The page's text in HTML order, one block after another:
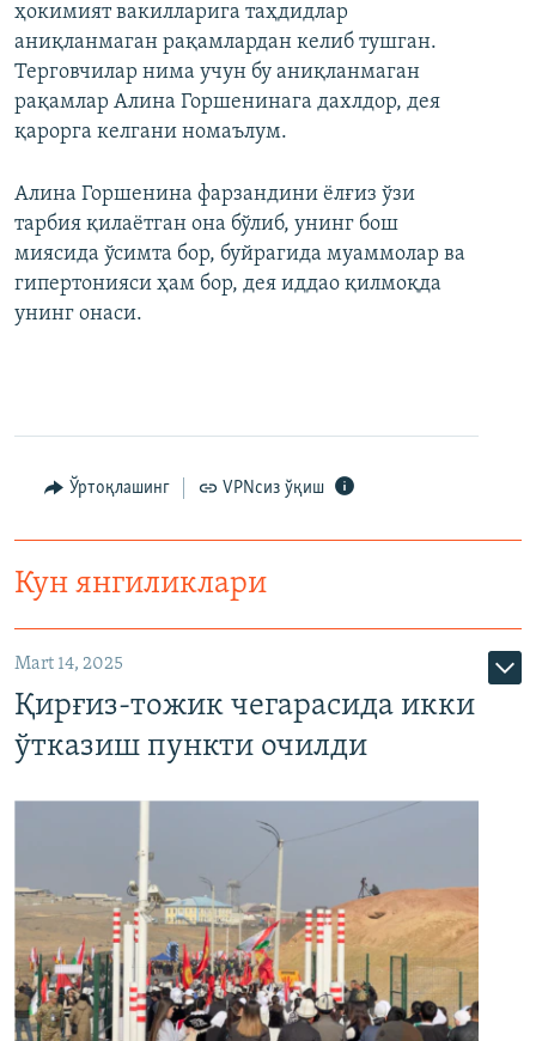
ҳокимият вакилларига таҳдидлар
аниқланмаган рақамлардан келиб тушган.
Терговчилар нима учун бу аниқланмаган
рақамлар Алина Горшенинага дахлдор, дея
қарорга келгани номаълум.
Алина Горшенина фарзандини ёлғиз ўзи
тарбия қилаётган она бўлиб, унинг бош
миясида ўсимта бор, буйрагида муаммолар ва
гипертонияси ҳам бор, дея иддао қилмоқда
унинг онаси.
Ўртоқлашинг VPNсиз ўқиш
Кун янгиликлари
Mart 14, 2025
Қирғиз-тожик чегарасида икки
ўтказиш пункти очилди